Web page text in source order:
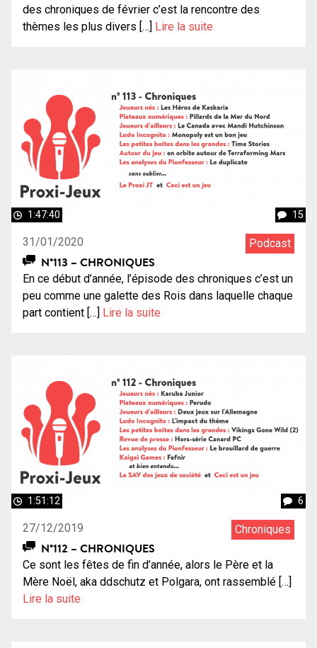
des chroniques de février c’est la rencontre des
thèmes les plus divers […] Lire la suite
1:47:40 15
31/01/2020 Podcast
N°113 – CHRONIQUES
En ce début d’année, l’épisode des chroniques c’est un
peu comme une galette des Rois dans laquelle chaque
part contient […] Lire la suite
1:51:12 6
27/12/2019 Chroniques
N°112 – CHRONIQUES
Ce sont les fêtes de fin d’année, alors le Père et la
Mère Noël, aka ddschutz et Polgara, ont rassemblé […]
Lire la suite